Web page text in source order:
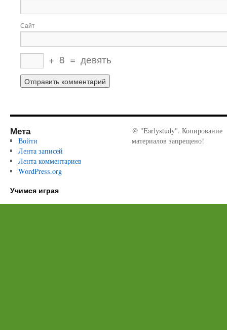
Сайт
+ 8 = девять
Мета
Войти
Лента записей
Лента комментариев
WordPress.org
@ "Earlystudy". Копирование
материалов запрещено!
Учимся играя